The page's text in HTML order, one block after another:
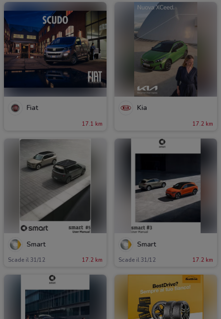
Fiat
17.1 km
Kia
17.2 km
Smart
Scade il 31/12 17.2 km
Smart
Scade il 31/12 17.2 km